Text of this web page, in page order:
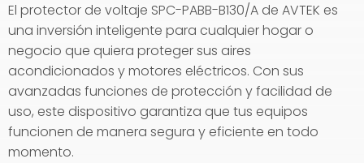
El protector de voltaje SPC-PABB-B130/A de AVTEK es
una inversión inteligente para cualquier hogar o
negocio que quiera proteger sus aires
acondicionados y motores eléctricos. Con sus
avanzadas funciones de protección y facilidad de
uso, este dispositivo garantiza que tus equipos
funcionen de manera segura y eficiente en todo
momento.